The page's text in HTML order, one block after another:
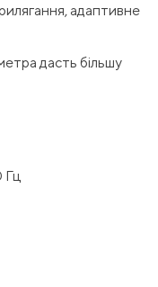
адаптивне
дасть більшу
Гц